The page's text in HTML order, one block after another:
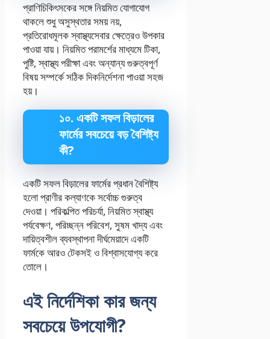
প্রাণিচিকিৎসকের সঙ্গে নিয়মিত যোগাযোগ
থাকলে শুধু অসুস্থতার সময় নয়,
প্রতিরোধমূলক স্বাস্থ্যসেবার ক্ষেত্রেও উপকার
পাওয়া যায়। নিয়মিত পরামর্শের মাধ্যমে টিকা,
পুষ্টি, স্বাস্থ্য পরীক্ষা এবং অন্যান্য গুরুত্বপূর্ণ
বিষয় সম্পর্কে সঠিক দিকনির্দেশনা পাওয়া সহজ
হয়।
১০. একটি সফল বিড়ালের
ফার্মের সবচেয়ে বড় বৈশিষ্ট্য
কী?
একটি সফল বিড়ালের ফার্মের প্রধান বৈশিষ্ট্য
হলো প্রাণীর কল্যাণকে সর্বোচ্চ গুরুত্ব
দেওয়া। পরিকল্পিত পরিচর্যা, নিয়মিত স্বাস্থ্য
পর্যবেক্ষণ, পরিচ্ছন্ন পরিবেশ, সুষম খাদ্য এবং
দায়িত্বশীল ব্যবস্থাপনা দীর্ঘমেয়াদে একটি
ফার্মকে আরও টেকসই ও বিশ্বাসযোগ্য করে
তোলে।
এই নির্দেশিকা কার জন্য
সবচেয়ে উপযোগী?